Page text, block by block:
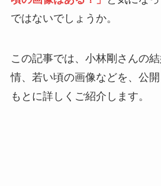
ではないでしょうか。
この記事では、小林剛さんの
情、若い頃の画像などを、公
もとに詳しくご紹介します。